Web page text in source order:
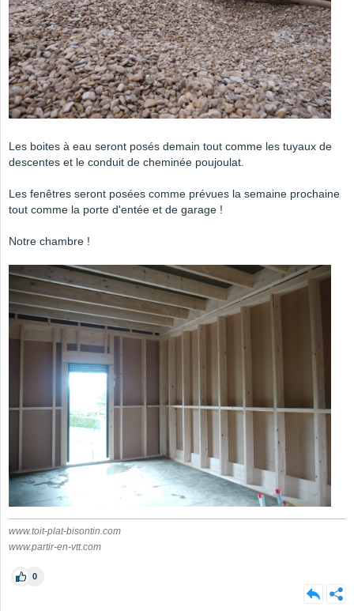
Les boites à eau seront posés demain tout comme les tuyaux de
descentes et le conduit de cheminée poujoulat.
Les fenêtres seront posées comme prévues la semaine prochaine
tout comme la porte d'entée et de garage !
Notre chambre !
www.toit-plat-bisontin.com
www.partir-en-vtt.com
0